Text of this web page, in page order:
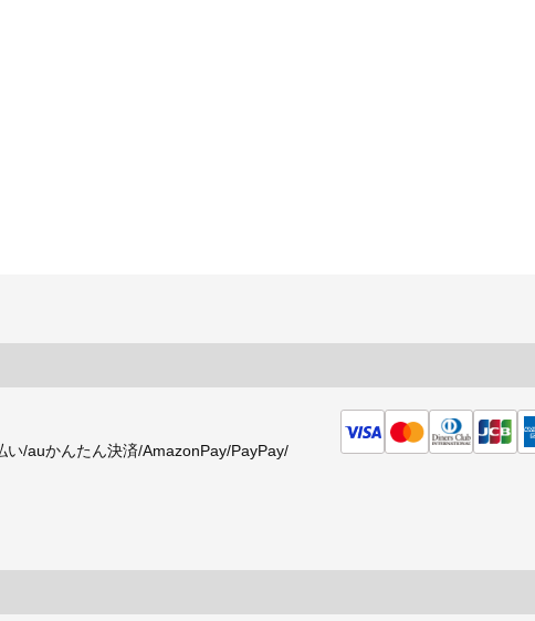
/auかんたん決済/AmazonPay/PayPay/